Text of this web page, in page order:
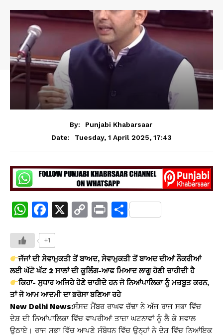
By:
Punjabi Khabarsaar
Date:
Tuesday, 1 April 2025, 17:43
W
at
s
A
p
p
F
c
e
b
o
o
k
X
C
y
Li
n
k
Pr S
e
+1
ਜੱਜਾਂ ਦੀ ਸੇਵਾਮੁਕਤੀ ਤੋਂ ਬਾਅਦ, ਸੇਵਾਮੁਕਤੀ ਤੋਂ ਬਾਅਦ ਦੀਆਂ ਨੌਕਰੀਆਂ
ਲਈ ਘੱਟੋ ਘੱਟ 2 ਸਾਲਾਂ ਦੀ ਕੂਲਿੰਗ-ਆਫ ਮਿਆਦ ਲਾਗੂ ਹੋਣੀ ਚਾਹੀਦੀ ਹੈ
ਕਿਹਾ- ਸੁਧਾਰ ਅਜਿਹੇ ਹੋਣੇ ਚਾਹੀਦੇ ਹਨ ਜੋ ਨਿਆਂਪਾਲਿਕਾ ਨੂੰ ਮਜ਼ਬੂਤ ਕਰਨ,
ਤਾਂ ਜੋ ਆਮ ਆਦਮੀ ਦਾ ਭਰੋਸਾ ਬਣਿਆ ਰਹੇ
New Delhi News:ਸੰਸਦ ਮੈਂਬਰ ਰਾਘਵ ਚੱਢਾ ਨੇ ਅੱਜ ਰਾਜ ਸਭਾ ਵਿੱਚ
ਦੇਸ਼ ਦੀ ਨਿਆਂਪਾਲਿਕਾ ਵਿੱਚ ਵਾਪਰੀਆਂ ਤਾਜ਼ਾ ਘਟਨਾਵਾਂ ਨੂੰ ਲੈ ਕੇ ਸਵਾਲ
ਉਠਾਏ। ਰਾਜ ਸਭਾ ਵਿੱਚ ਆਪਣੇ ਸੰਬੋਧਨ ਵਿੱਚ ਉਨ੍ਹਾਂ ਨੇ ਦੇਸ਼ ਵਿੱਚ ਨਿਆਂਇਕ